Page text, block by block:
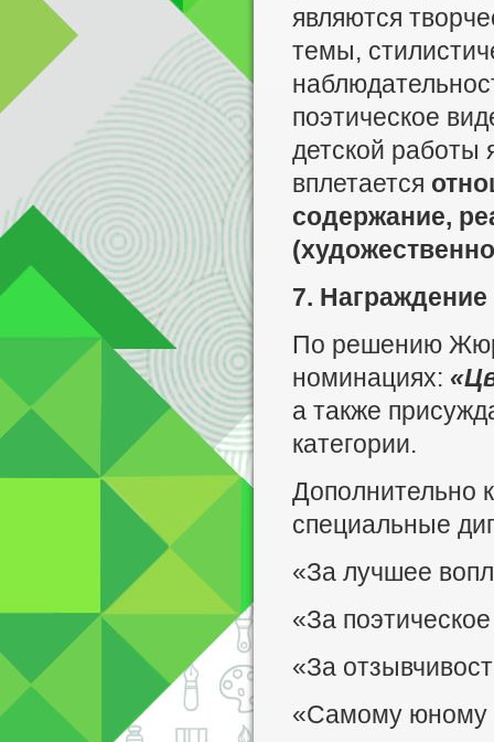
являются
темы,
поэтическое
детской работы
вплетается
содержание,
7.
По решению
номинациях:
а также
категории.
Дополнительно
специальные
«За лучшее
«За
«За
«Самому юному